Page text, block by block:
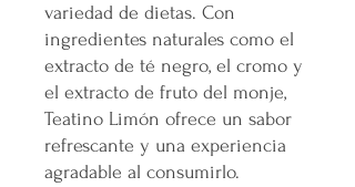
variedad de dietas. Con
ingredientes naturales como el
extracto de té negro, el cromo y
el extracto de fruto del monje,
Teatino Limón ofrece un sabor
refrescante y una experiencia
agradable al consumirlo.